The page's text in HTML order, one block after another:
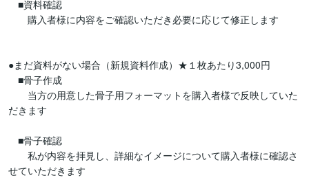
■資料確認
購入者様に内容をご確認いただき必要に応じて修正します
●まだ資料がない場合（新規資料作成）★１枚あたり3,000円
■骨子作成
当方の用意した骨子用フォーマットを購入者様で反映していた
だきます
■骨子確認
私が内容を拝見し、詳細なイメージについて購入者様に確認さ
せていただきます